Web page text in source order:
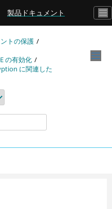
製品ドキュメント
トの保護
の有効化
に関連した